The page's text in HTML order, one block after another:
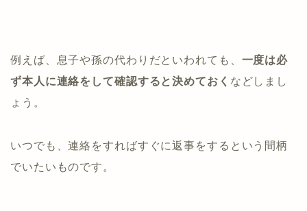
例えば、息子や孫の代わりだといわれても、 一度は必
ず本人に連絡をして確認すると決めておく などしまし
ょう。
いつでも、連絡をすればすぐに返事をするという間柄
でいたいものです。